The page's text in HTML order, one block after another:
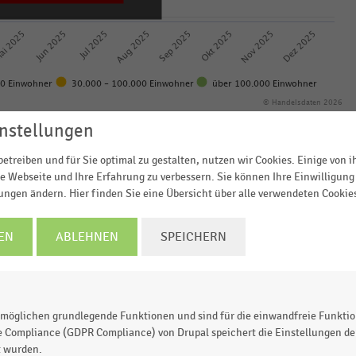
Einwohner 30.000 - 100.000 Einwohner über 100.000 Einwohner
2025 Jun 2025 Jul 2025 Aug 2025 Sep 2025 Okt 2025 Nov 2025 Dez 2025
© Handelsdaten 2026
deutschen stationären Textileinzelhandel im Jahr
In Städten mit mehr als 100.000 Einwohnern
einen hohen zweistelligenUmsatzrückgang von 2
und für Sie optimal zu gestalten, nutzen wir Cookies. Einige von
Webseite und Ihre Erfahrung zu verbessern. Sie können Ihre
ändern. Hier finden Sie eine Übersicht über alle verwendeten
ABLEHNEN SPEICHERN
grundlegende Funktionen und sind für die einwandfreie
(GDPR Compliance) von Drupal speichert die Einstellungen
wurden.